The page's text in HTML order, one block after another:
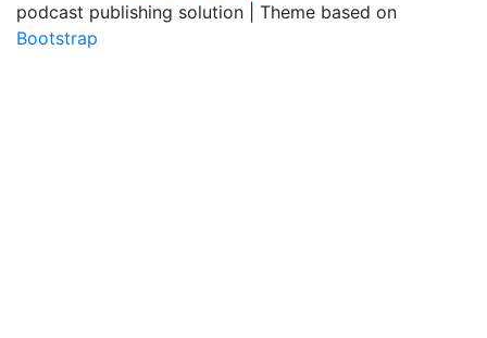
podcast publishing solution | Theme based on
Bootstrap